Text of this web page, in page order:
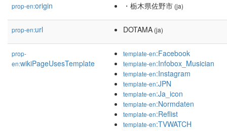
prop-en:origin ・栃木県佐野市 (ja)
prop-en:url DOTAMA (ja)
prop-
en:wikiPageUsesTemplate
template-en:Facebook
template-en:Infobox_Musician
template-en:Instagram
template-en:JPN
template-en:Ja_icon
template-en:Normdaten
template-en:Reflist
template-en:TVWATCH